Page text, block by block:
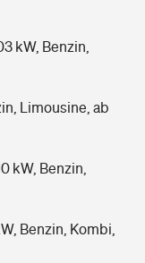
kW, Benzin,
Limousine, ab
kW, Benzin,
Benzin, Kombi,